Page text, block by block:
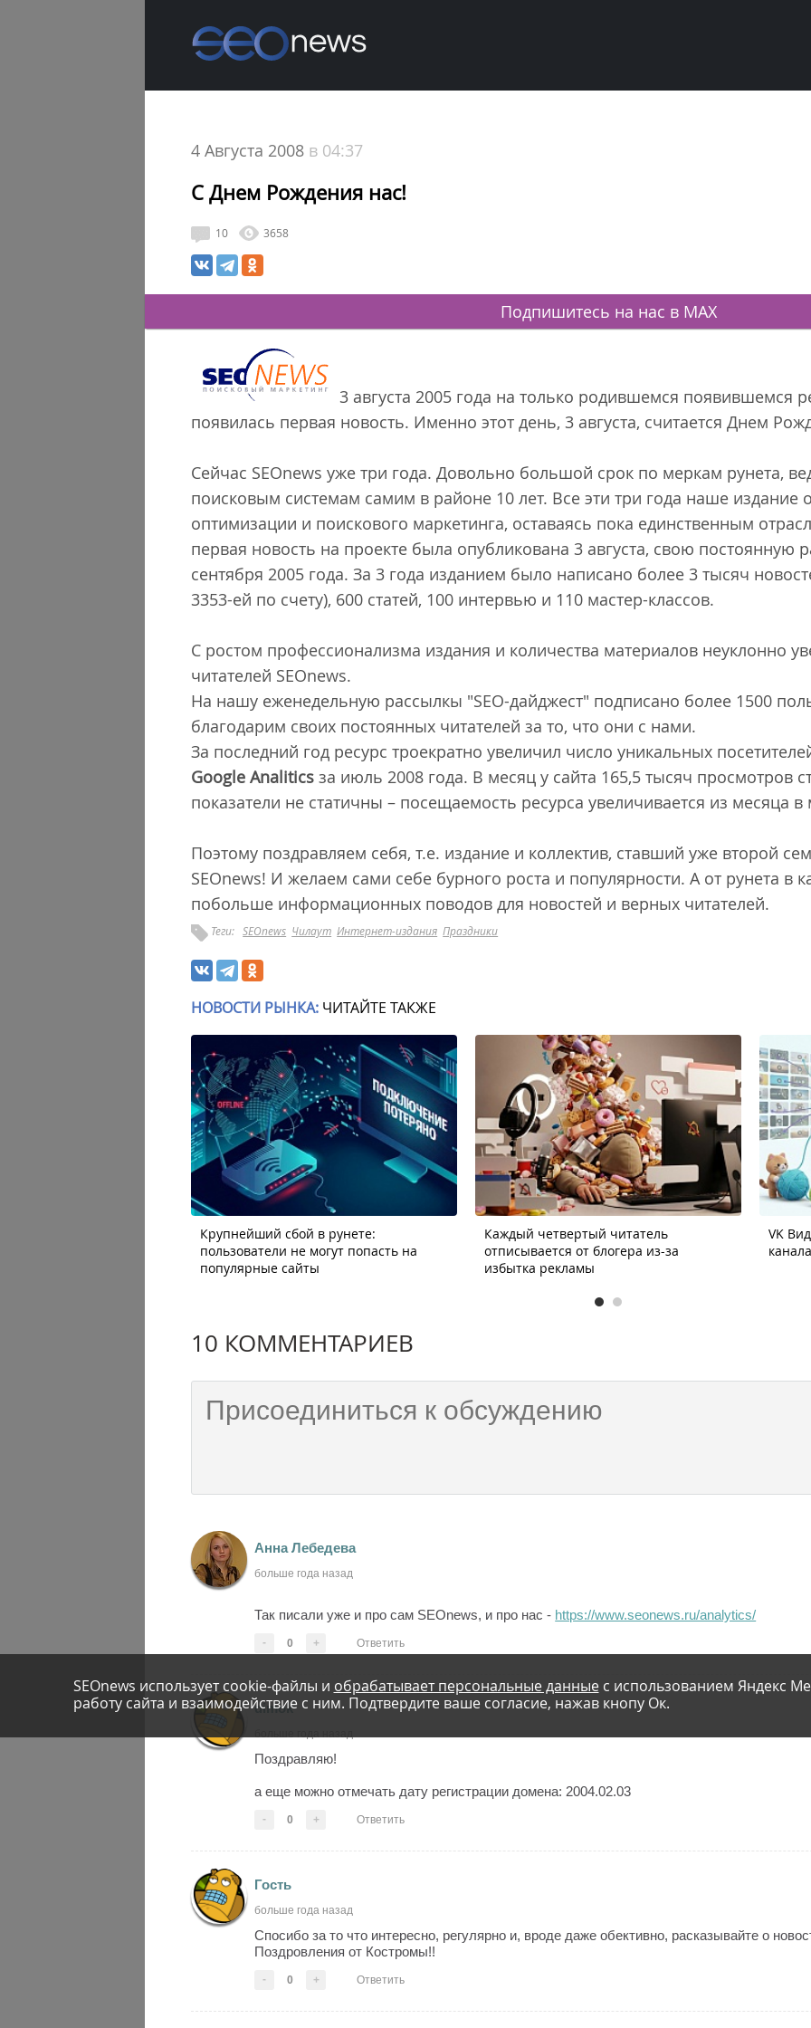
4 Августа 2008 в 04:37
С Днем Рождения нас!
10 3658
Подпишитесь на нас в MAX
3 августа 2005 года на только родившемся появившемся
появилась первая новость. Именно этот день, 3 августа, считается Днем
Сейчас SEOnews уже три года. Довольно большой срок по меркам рунета,
поисковым системам самим в районе 10 лет. Все эти три года наше издание
оптимизации и поискового маркетинга, оставаясь пока единственным
первая новость на проекте была опубликована 3 августа, свою постоянную
сентября 2005 года. За 3 года изданием было написано более 3 тысяч
3353-ей по счету), 600 статей, 100 интервью и 110 мастер-классов.
С ростом профессионализма издания и количества материалов неуклонно
читателей SEOnews.
На нашу еженедельную рассылкы "SEO-дайджест" подписано более 1500
благодарим своих постоянных читателей за то, что они с нами.
За последний год ресурс троекратно увеличил число уникальных
Google Analitics за июль 2008 года. В месяц у сайта 165,5 тысяч просмотров
показатели не статичны – посещаемость ресурса увеличивается из месяца в
Поэтому поздравляем себя, т.е. издание и коллектив, ставший уже второй
SEOnews! И желаем сами себе бурного роста и популярности. А от рунета в
побольше информационных поводов для новостей и верных читателей.
Теги: SEOnews Чилаут Интернет-издания Праздники
SEOnews использует cookie-файлы и обрабатывает персональные данныес использованием Яндекс
работу сайта и взаимодействие с ним. Подтвердите ваше согласие, нажав кнопу Ок.
НОВОСТИ РЫНКА: ЧИТАЙТЕ ТАКЖЕ
Крупнейший сбой в рунете:
пользователи не могут попасть на
популярные сайты
Каждый четвертый читатель
отписывается от блогера из-за
избытка рекламы
VK
10 КОММЕНТАРИЕВ
Анна Лебедева
больше года назад
Так писали уже и про сам SEOnews, и про нас - https://www.seonews.ru/analytics/
- 0 + Ответить
dimok
Поздравляю!
а еще можно отмечать дату регистрации домена: 2004.02.03
- 0 + Ответить
Гость
больше года назад
Спосибо за то что интересно, регулярно и, вроде даже обективно, расказывайте о
Поздровления от Костромы!!
- 0 + Ответить